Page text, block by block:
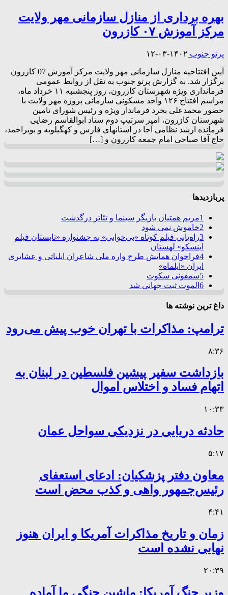
بهره برداری از منازل سازمانی مهر ولایت
مرکز آموزش ۰۷ کازرون
پرتو جنوب ۱۴۰۲-۰۳-۱۲
آیین افتتاحیه منازل سازمانی مهر ولایت مرکز آموزش 07 کازرون
برگزار شد. به گزارش پرتو جنوب به نقل از روابط عمومی
فرمانداری ویژه شهرستان کازرون، روز پنجشنبه ۱۱ خرداد ماه،
مراسم افتتاح ۱۲۶ واحد مسکونی سازمانی پروژه مهر ولایت با
حضور محمدعلی بخرد فرماندار ویژه و رئیس شورای تامین
شهرستان کازرون، امیر سرتیپ دوم ستاد ابوالقاسم رضایی
فرمانده ارشد نظامی آجا در استانهای فارس و کهگیلویه و بویراحمد،
حاج آقا صباحی امام جمعه کازرون و […]
پربازدیدها
1مریم همتیان بازیگر سینما و تئاتر درگذشت
2خاموش نمی شود
3راه‌یابی فیلم کوتاه «بی‌خوابی» به جشنواره «تابستان فیلم
اینسکو» لهستان
4فراخوان همایش طرح واره ملی شاعران ایلیاتی و عشایری
ایران «ایلماه»
5سمفونی سکوت
6 الموت ثبت جهانی شد
داغ ترین نوشته ها
ترامپ: مذاکرات با تهران خوب پیش می‌رود
۸:۳۶
بازداشت سفیر پیشین فلسطین در لبنان به
اتهام فساد و اختلاس اموال
۱۰:۳۳
حادثه دریایی در نزدیکی سواحل عمان
۵:۱۷
معاون دفتر پزشکیان: ادعای استعفای
رئیس‌جمهور واهی و کذب محض است
۴:۴۱
زمان و تاریخ مذاکرات آمریکا و ایران هنوز
نهایی نشده است
۲۰:۳۹
وزیر جنگ آمریکا: ماشین جنگی ما آماده